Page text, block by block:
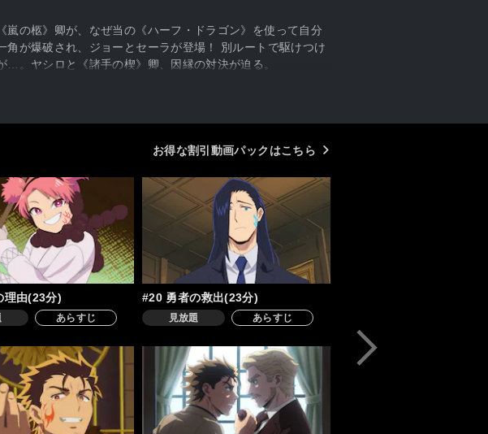
の柩》卿が、なぜ当の《ハーフ・ドラゴン》を使って自分
が爆破され、ジョーとセーラが登場！ 別ルートで駆けつけ
。ヤシロと《諸手の楔》卿、因縁の対決が迫る。
お得な割引動画パックはこちら
理由(23分)
あらすじ
#20 勇者の救出(23分)
見放題 あらすじ